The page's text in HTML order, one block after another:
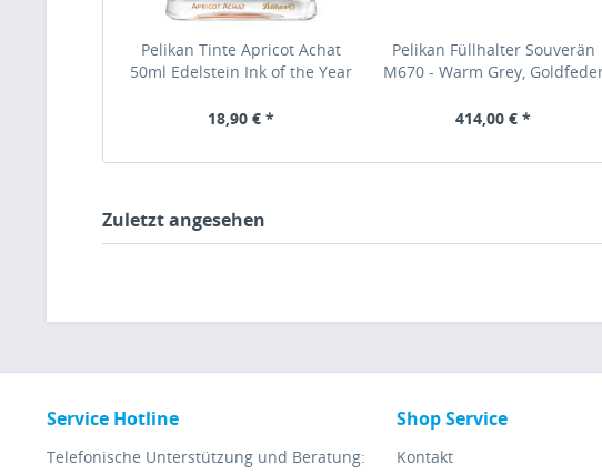
Pelikan Tinte Apricot Achat
50ml Edelstein Ink of the Year
18,90 € *
Pelikan Füllhalter Souverän
M670 - Warm Grey,
Edition
414,00 € *
Zuletzt angesehen
Service Hotline
Telefonische Unterstützung und Beratung:
Shop Service
Kontakt